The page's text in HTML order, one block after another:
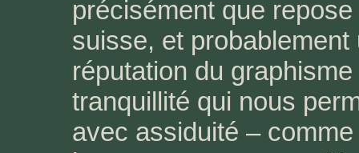
précisément que
suisse, et
réputation du
tranquillité qui nous
avec assiduité –